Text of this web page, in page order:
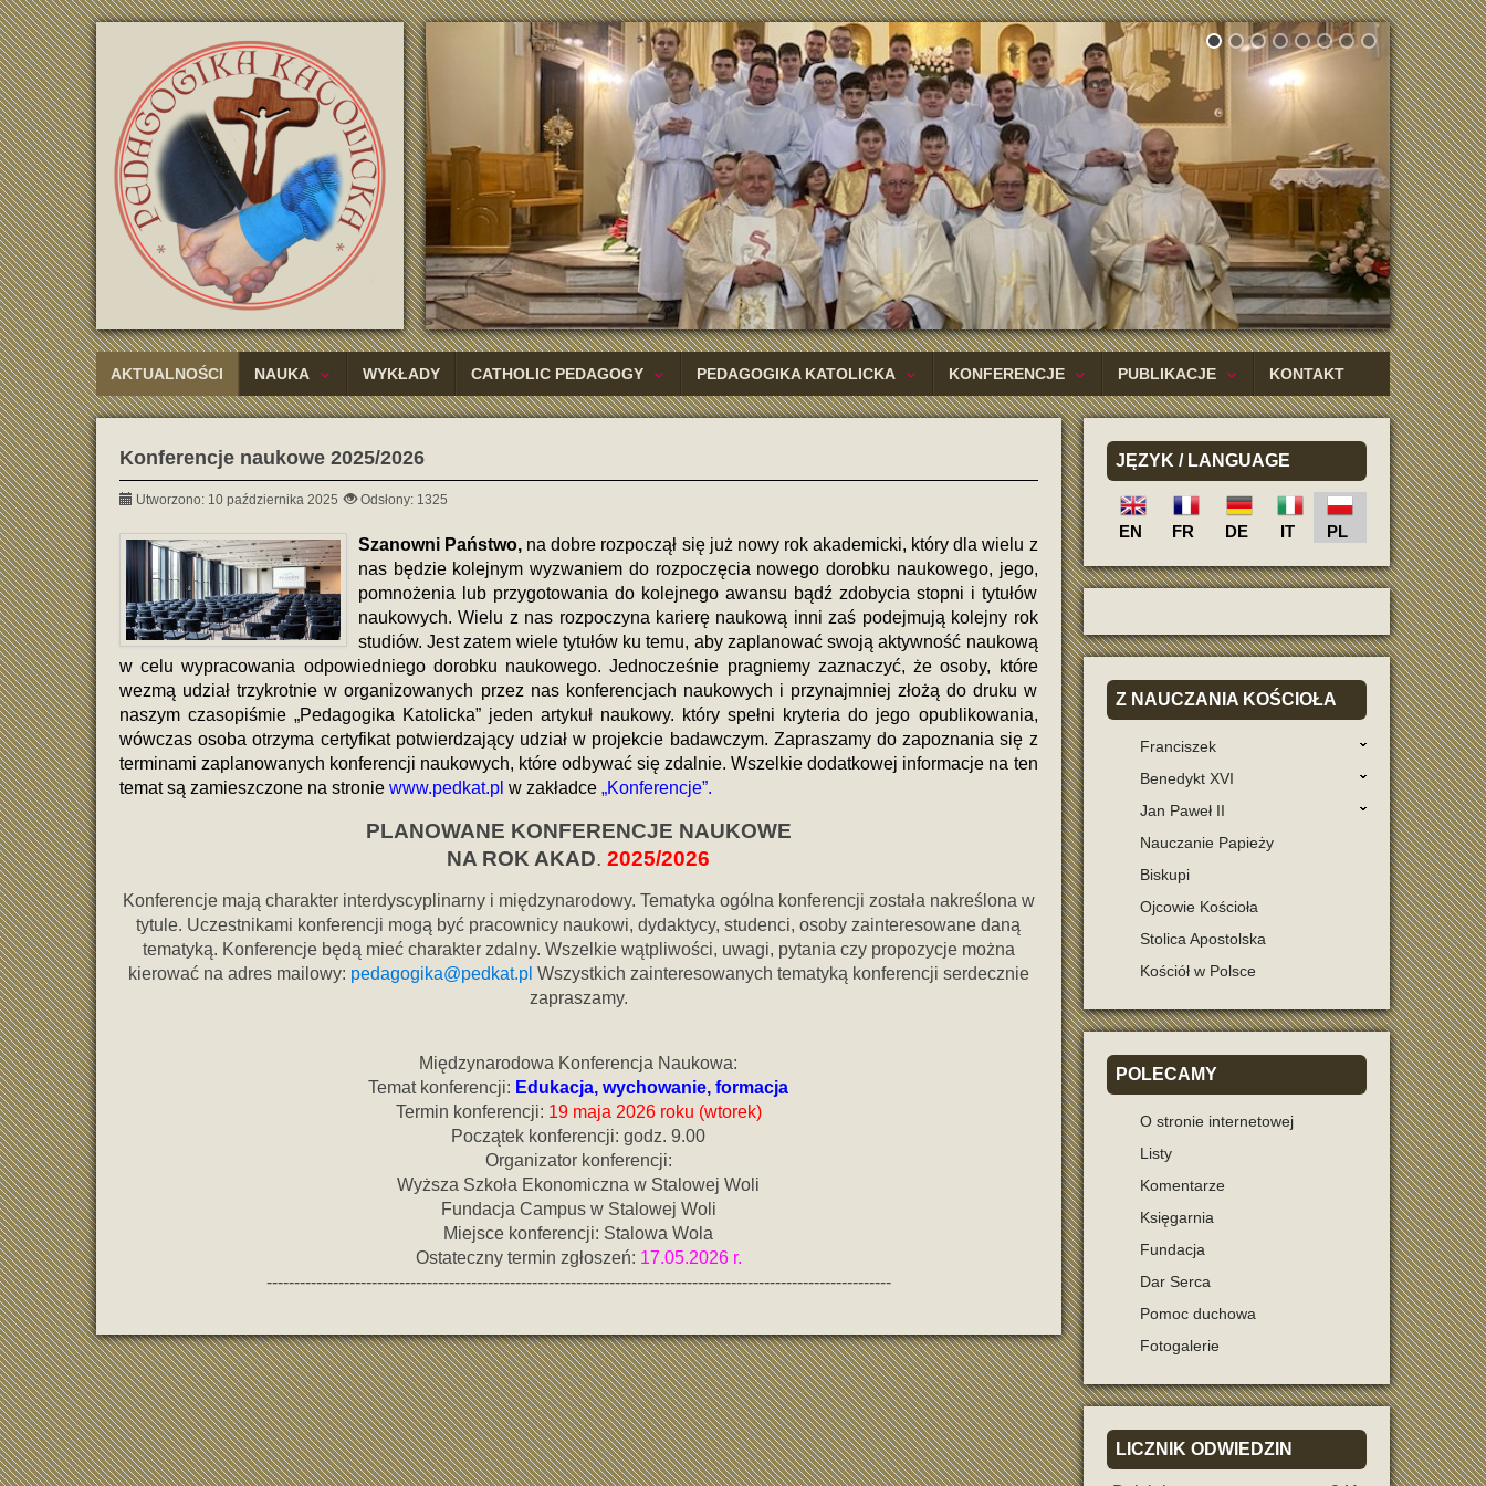
AKTUALNOŚCI NAUKA WYKŁADY CATHOLIC PEDAGOGY PEDAGOGIKA KATOLICKA KONFERENCJE PUBLIKACJE KONTAKT
Konferencje naukowe 2025/2026
Utworzono: 10 października 2025 Odsłony: 1325
Szanowni Państwo, na dobre rozpoczął się już nowy rok akademicki, który dla wielu z
nas będzie kolejnym wyzwaniem do rozpoczęcia nowego dorobku naukowego, jego,
pomnożenia lub przygotowania do kolejnego awansu bądź zdobycia stopni i tytułów
naukowych. Wielu z nas rozpoczyna karierę naukową inni zaś podejmują kolejny rok
studiów. Jest zatem wiele tytułów ku temu, aby zaplanować swoją aktywność naukową
w celu wypracowania odpowiedniego dorobku naukowego. Jednocześnie pragniemy zaznaczyć, że osoby, które
wezmą udział trzykrotnie w organizowanych przez nas konferencjach naukowych i przynajmniej złożą do druku w
naszym czasopiśmie „Pedagogika Katolicka” jeden artykuł naukowy. który spełni kryteria do jego opublikowania,
wówczas osoba otrzyma certyfikat potwierdzający udział w projekcie badawczym. Zapraszamy do zapoznania się z
terminami zaplanowanych konferencji naukowych, które odbywać się zdalnie. Wszelkie dodatkowej informacje na ten
temat są zamieszczone na stronie www.pedkat.pl w zakładce „Konferencje”.
PLANOWANE KONFERENCJE NAUKOWE
NA ROK AKAD.2025/2026
Konferencje mają charakter interdyscyplinarny i międzynarodowy. Tematyka ogólna konferencji została nakreślona w
tytule. Uczestnikami konferencji mogą być pracownicy naukowi, dydaktycy, studenci, osoby zainteresowane daną
tematyką. Konferencje będą mieć charakter zdalny. Wszelkie wątpliwości, uwagi, pytania czy propozycje można
kierować na adres mailowy: pedagogika@pedkat.pl Wszystkich zainteresowanych tematyką konferencji serdecznie
zapraszamy.
Międzynarodowa Konferencja Naukowa:
Temat konferencji: Edukacja, wychowanie, formacja
Termin konferencji: 19 maja 2026 roku (wtorek)
Początek konferencji: godz. 9.00
Organizator konferencji:
Wyższa Szkoła Ekonomiczna w Stalowej Woli
Fundacja Campus w Stalowej Woli
Miejsce konferencji: Stalowa Wola
Ostateczny termin zgłoszeń: 17.05.2026 r.
-----------------------------------------------------------------------------------------------------------------
JĘZYK / LANGUAGE
EN FR DE IT PL
ZNAUCZANIA KOŚCIOŁA
Franciszek
Benedykt XVI
Jan Paweł II
Nauczanie Papieży
Biskupi
Ojcowie Kościoła
Stolica Apostolska
Kościół w Polsce
POLECAMY
O stronie internetowej
Listy
Komentarze
Księgarnia
Fundacja
Dar Serca
Pomoc duchowa
Fotogalerie
LICZNIK ODWIEDZIN